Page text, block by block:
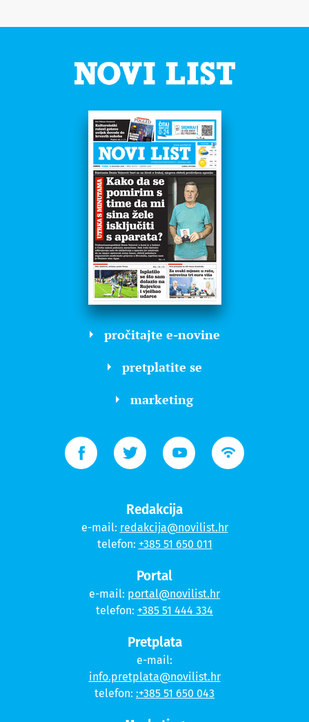
pročitajte e-novine
pretplatite se
marketing
Redakcija
e-mail: redakcija@novilist.hr
telefon: +385 51 650 011
Portal
e-mail: portal@novilist.hr
telefon: +385 51 444 334
Pretplata
e-mail:
info.pretplata@novilist.hr
telefon: :+385 51 650 043